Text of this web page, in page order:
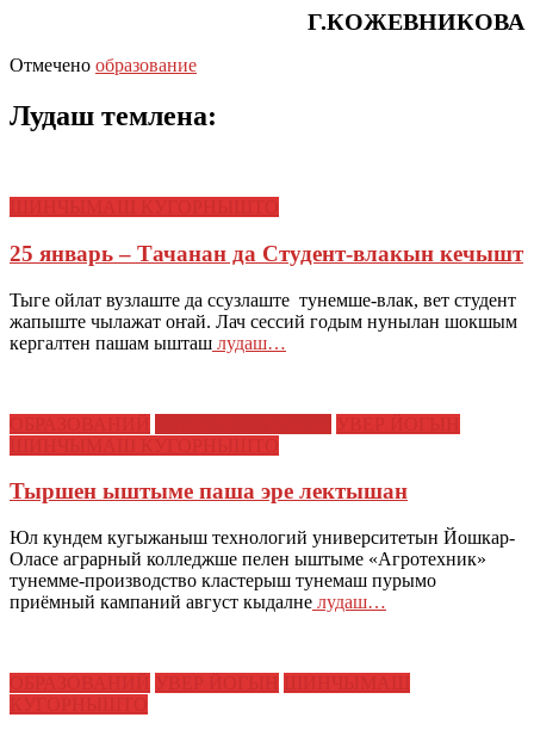
Г.КОЖЕВНИКОВА
Отмечено образование
Лудаш темлена:
25 январь – Тачанан да Студент-влакын кечышт
Тыге ойлат вузлаште да ссузлаште тунемше-влак, вет студент
жапыште чылажат оҥай. Лач сессий годым нунылан шокшым
кергалтен пашам ышташ лудаш…
Тыршен ыштыме паша эре лектышан
Юл кундем кугыжаныш технологий университетын Йошкар-
Оласе аграрный колледжше пелен ыштыме «Агротехник»
тунемме-производство кластерыш тунемаш пурымо
приёмный кампаний август кыдалне лудаш…